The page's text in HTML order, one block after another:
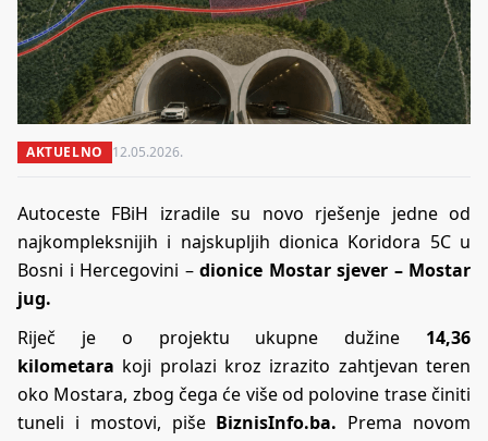
AKTUELNO 12.05.2026.
Autoceste FBiH izradile su novo rješenje jedne od
najkompleksnijih i najskupljih dionica Koridora 5C u
Bosni i Hercegovini – dionice Mostar sjever – Mostar
jug.
Riječ je o projektu ukupne dužine 14,36
kilometara koji prolazi kroz izrazito zahtjevan teren
oko Mostara, zbog čega će više od polovine trase činiti
tuneli i mostovi, pišeBiznisInfo.ba. Prema novom